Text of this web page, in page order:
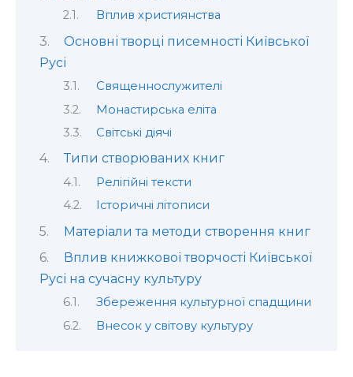
Вплив християнства
Основні творці писемності Київської
Русі
Священнослужителі
Монастирська еліта
Світські діячі
Типи створюваних книг
Релігійні тексти
Історичні літописи
Матеріали та методи створення книг
Вплив книжкової творчості Київської
Русі на сучасну культуру
Збереження культурної спадщини
Внесок у світову культуру